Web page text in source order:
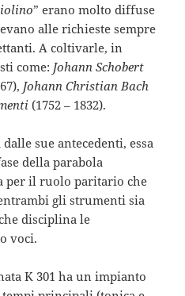
” erano molto diffuse
alle richieste sempre
A coltivarle, in
come: Johann Schobert
Johann Christian Bach
(1752 – 1832).
sue antecedenti, essa
della parabola
per il ruolo paritario che
gli strumenti sia
disciplina le
voci.
K 301 ha un impianto